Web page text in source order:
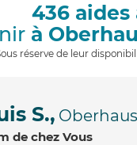
436
à
réserve de leur
S.,
de chez Vous